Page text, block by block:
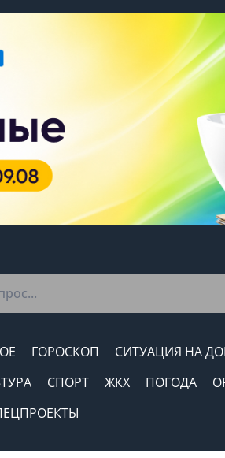
ГОРОСКОП СИТУАЦИЯ НА
СПОРТ ЖКХ ПОГОДА